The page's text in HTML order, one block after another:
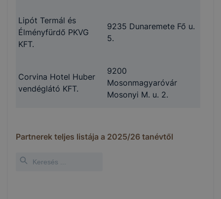
Lipót Termál és
Élményfürdő PKVG
KFT.
9235 Dunaremete Fő u.
5.
Corvina Hotel Huber
vendéglátó KFT.
9200
Mosonmagyaróvár
Mosonyi M. u. 2.
Partnerek teljes listája a 2025/26 tanévtől